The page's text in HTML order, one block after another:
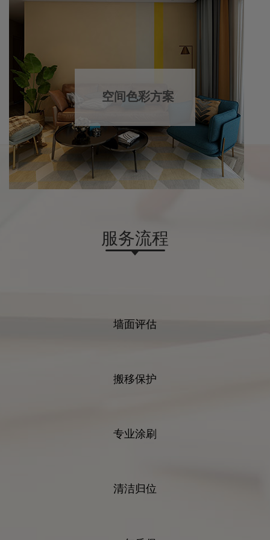
空间色彩方案
服务流程
墙面评估
搬移保护
专业涂刷
清洁归位